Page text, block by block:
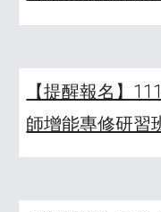
【提醒報名】
師增能專修研習